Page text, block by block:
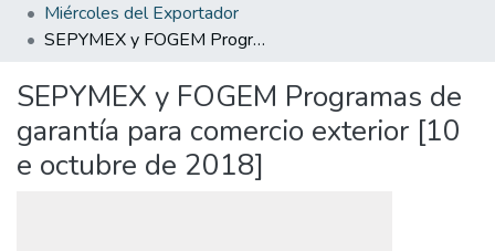
Statistics
Estadísticas Externas
Miércoles del Exportador
SEPYMEX y FOGEM Programas de garantía para comercio exterior [10 e octubre de 2018]
SEPYMEX y FOGEM Programas de
garantía para comercio exterior [10
e octubre de 2018]